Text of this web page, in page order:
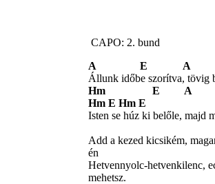
CAPO: 2. bund
A E A
Állunk időbe szorítva, tövig
Hm E
Hm E Hm E
Isten se húz ki belőle, majd
Add a kezed kicsikém,
én
Hetvennyolc-hetvenkilenc,
mehetsz.